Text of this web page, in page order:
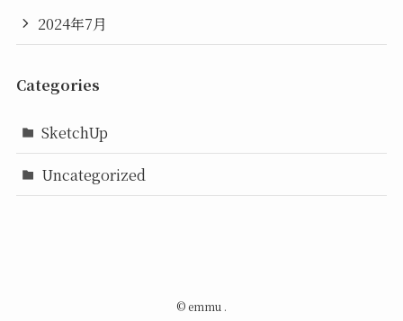
2024年7月
Categories
SketchUp
Uncategorized
© emmu .